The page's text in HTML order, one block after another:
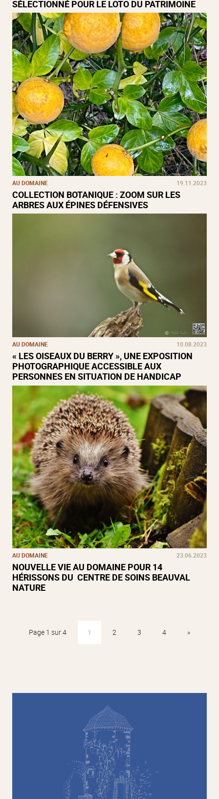
SÉLECTIONNÉ POUR LE LOTO DU PATRIMOINE
AU DOMAINE 19.11.2023
COLLECTION BOTANIQUE : ZOOM SUR LES
ARBRES AUX ÉPINES DÉFENSIVES
AU DOMAINE 10.08.2023
« LES OISEAUX DU BERRY », UNE EXPOSITION
PHOTOGRAPHIQUE ACCESSIBLE AUX
PERSONNES EN SITUATION DE HANDICAP
AU DOMAINE 23.06.2023
NOUVELLE VIE AU DOMAINE POUR 14
HÉRISSONS DU CENTRE DE SOINS BEAUVAL
NATURE
Page 1 sur 4 1 2 3 4 »